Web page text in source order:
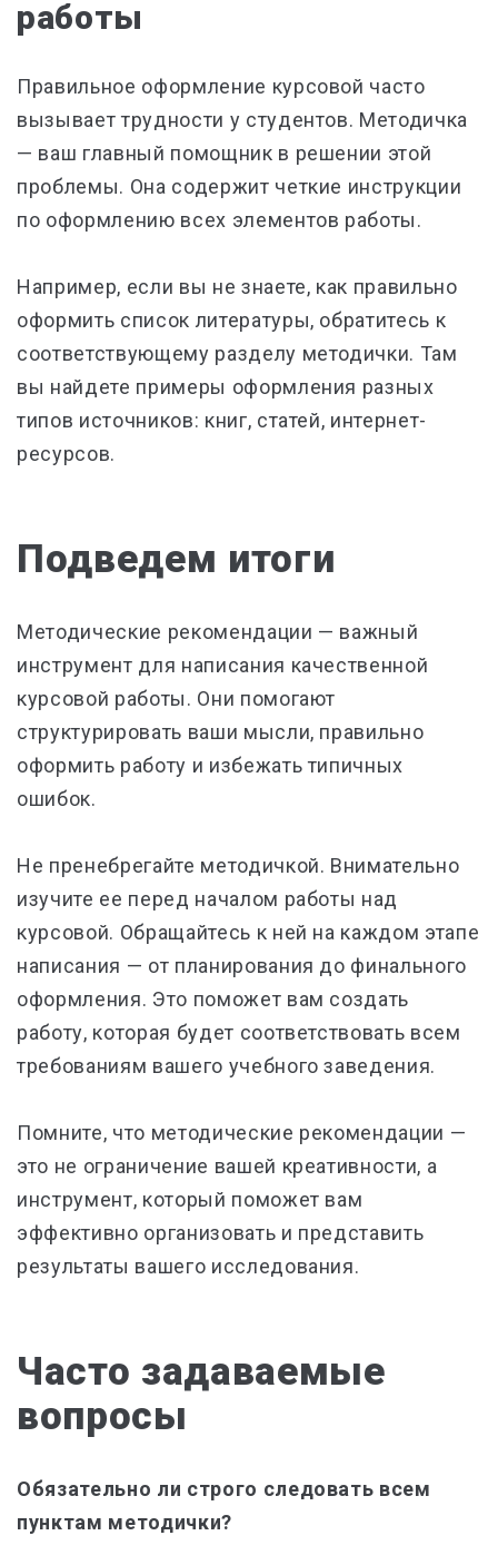
работы
Правильное оформление курсовой часто
вызывает трудности у студентов. Методичка
— ваш главный помощник в решении этой
проблемы. Она содержит четкие инструкции
по оформлению всех элементов работы.
Например, если вы не знаете, как правильно
оформить список литературы, обратитесь к
соответствующему разделу методички. Там
вы найдете примеры оформления разных
типов источников: книг, статей, интернет-
ресурсов.
Подведем итоги
Методические рекомендации — важный
инструмент для написания качественной
курсовой работы. Они помогают
структурировать ваши мысли, правильно
оформить работу и избежать типичных
ошибок.
Не пренебрегайте методичкой. Внимательно
изучите ее перед началом работы над
курсовой. Обращайтесь к ней на каждом этапе
написания — от планирования до финального
оформления. Это поможет вам создать
работу, которая будет соответствовать всем
требованиям вашего учебного заведения.
Помните, что методические рекомендации —
это не ограничение вашей креативности, а
инструмент, который поможет вам
эффективно организовать и представить
результаты вашего исследования.
Часто задаваемые
вопросы
Обязательно ли строго следовать всем
пунктам методички?